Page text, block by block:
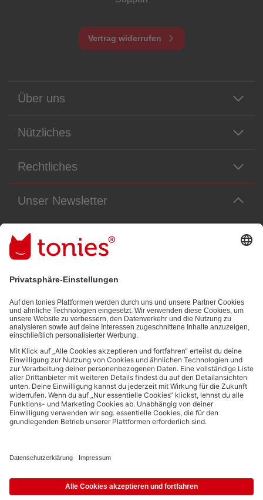
Vertrag widerrufen
Über uns
Nützliches
Rechtliches
Unser Newsletter
E-Mail-Addresse
Mit dem Absenden abonnierst du unseren E-Mail-Newsletter, der auf
und den von dir zu Werbezwecken bereitgestellten
Interaktionsinformationen (z.B. Abspielinformationen) basiert. Du
kannst den Newsletter jederzeit kostenlos abbestellen.
Datenschutzbestimmungen.
Bezahlmethoden:
© 2026 tonies GmbH